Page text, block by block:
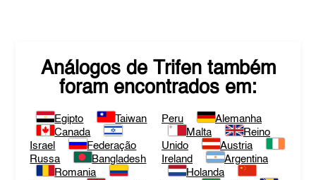
Análogos de Trifentambém
foram encontrados em:
Egipto
Taiwan
Canada
Israel
Federação
Russa
Bangladesh
Romania
Peru
Alemanha
Malta
Reino
Unido
Austria
Ireland
Argentina
Holanda